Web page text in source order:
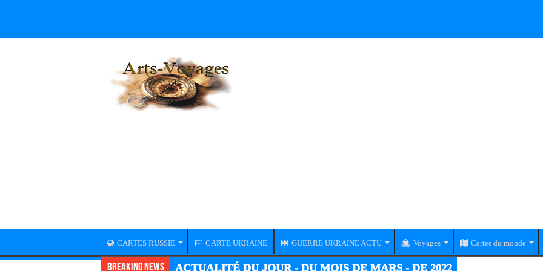
CARTES RUSSIE CARTE UKRAINE GUERRE UKRAINE ACTU Voyages Cartes du monde
Breaking News ACTUALITÉ DU JOUR - DU MOIS DE MARS - DE 2022